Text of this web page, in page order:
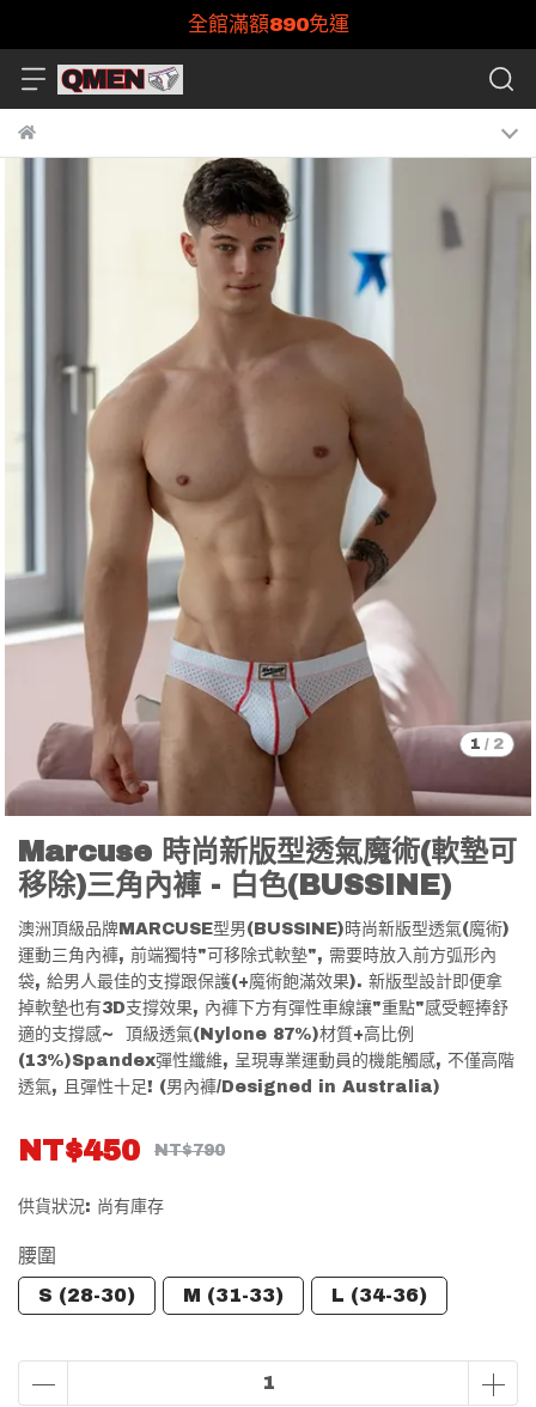
全館滿額890免運
1 / 2
Marcuse 時尚新版型透氣魔術(軟墊可
移除)三角內褲 - 白色(BUSSINE)
澳洲頂級品牌MARCUSE型男(BUSSINE)時尚新版型透氣(魔術)
運動三角內褲, 前端獨特"可移除式軟墊", 需要時放入前方弧形內
袋, 給男人最佳的支撐跟保護(+魔術飽滿效果). 新版型設計即便拿
掉軟墊也有3D支撐效果, 內褲下方有彈性車線讓"重點"感受輕捧舒
適的支撐感~ 頂級透氣(Nylone 87%)材質+高比例
(13%)Spandex彈性纖維, 呈現專業運動員的機能觸感, 不僅高階
透氣, 且彈性十足! (男內褲/Designed in Australia)
NT$450 NT$790
供貨狀況: 尚有庫存
腰圍
S (28-30)
M (31-33) L (34-36)